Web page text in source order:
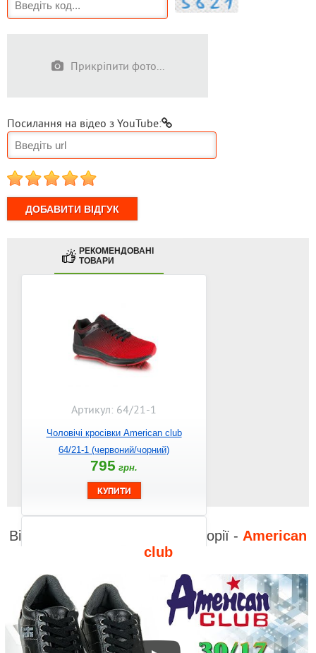
Прикріпити фото...
Посилання на відео з YouTube:
1 2 3 4 5
РЕКОМЕНДОВАНІ
ТОВАРИ
Артикул: 64/21-1
Чоловічі кросівки American club
64/21-1 (червоний/чорний)
795 грн.
Відео до інших товарів з категорії - American
club